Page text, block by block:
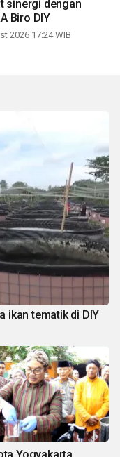
sinergi dengan
Biro DIY
2026 17:24 WIB
ikan tematik di DIY